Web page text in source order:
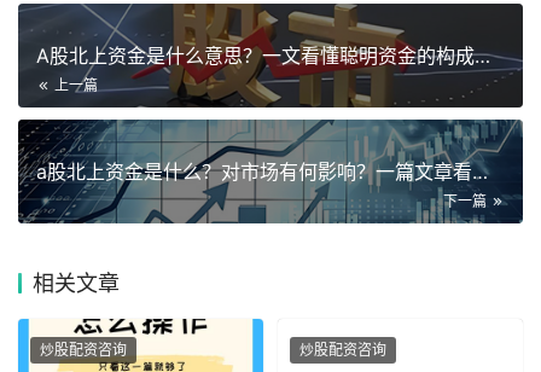
A股北上资金是什么意思？一文看懂聪明资金的构成与投资逻辑
上一篇
a股北上资金是什么？对市场有何影响？一篇文章看懂外资动向
下一篇
相关文章
炒股配资咨询 炒股配资咨询